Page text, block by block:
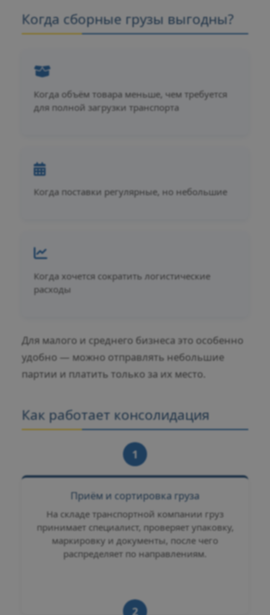
Когда сборные грузы выгодны?
Когда объём товара меньше, чем требуется
для полной загрузки транспорта
Когда поставки регулярные, но небольшие
Когда хочется сократить логистические
расходы
Для малого и среднего бизнеса это особенно
удобно — можно отправлять небольшие
партии и платить только за их место.
Как работает консолидация
1
Приём и сортировка груза
На складе транспортной компании груз
принимает специалист, проверяет упаковку,
маркировку и документы, после чего
распределяет по направлениям.
2